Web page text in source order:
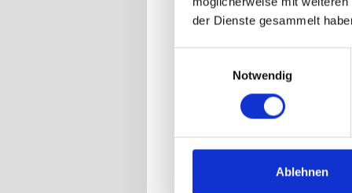
der Dienste gesammelt
Notwendig
Ablehnen
Zeki
beide
der
Tochter